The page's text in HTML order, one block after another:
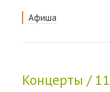
Афиша
Концерты /